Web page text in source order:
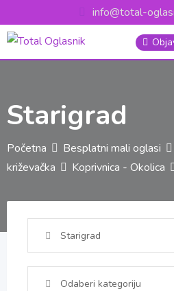
to
content
info@total-
Starigrad
Početna Besplatni mali oglasi
križevačka
Koprivnica - Okolica
Starigrad
Odaberi kategoriju